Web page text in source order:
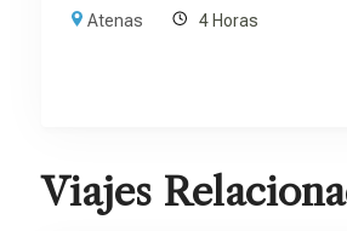
Atenas 4 Horas
Viajes